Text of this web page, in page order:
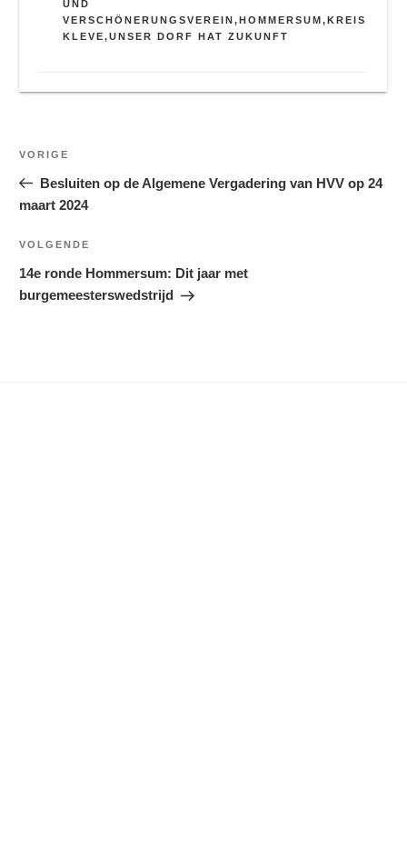
UND
VERSCHÖNERUNGSVEREIN , HOMMERSUM , KREIS
KLEVE,UNSER DORF HAT ZUKUNFT
Vorig
bericht
VORIGE
Besluiten op de Algemene Vergadering van HVV op 24
maart 2024
Volgend
Bericht
VOLGENDE
14e ronde Hommersum: Dit jaar met
burgemeesterswedstrijd